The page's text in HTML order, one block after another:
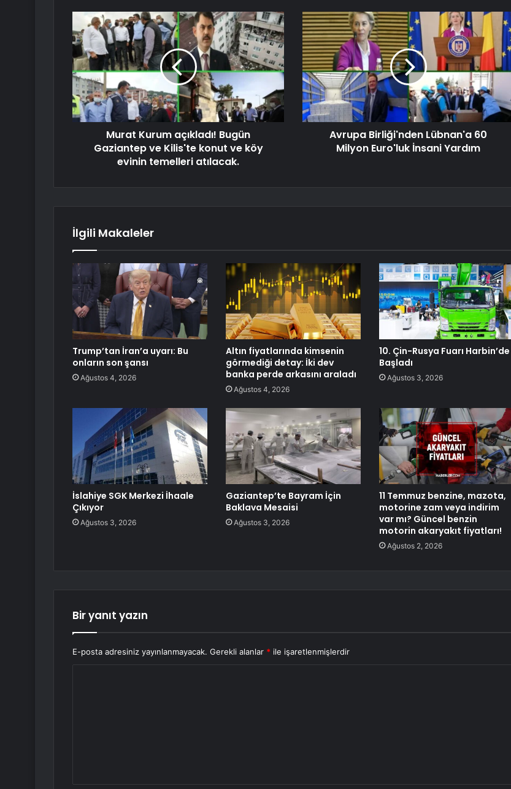
Murat Kurum açıkladı! Bugün
Gaziantep ve Kilis'te konut ve köy
evinin temelleri atılacak.
Avrupa Birliği'nden Lübnan'a 60
Milyon Euro'luk İnsani Yardım
İlgili Makaleler
Trump’tan İran’a uyarı: Bu
onların son şansı
Ağustos 4, 2026
Altın fiyatlarında kimsenin
görmediği detay: İki dev
banka perde arkasını araladı
Ağustos 4, 2026
10. Çin-Rusya Fuarı Harbin’de
Başladı
Ağustos 3, 2026
İslahiye SGK Merkezi İhaale
Çıkıyor
Ağustos 3, 2026
Gaziantep’te Bayram İçin
Baklava Mesaisi
Ağustos 3, 2026
11 Temmuz benzine, mazota,
motorine zam veya indirim
var mı? Güncel benzin
motorin akaryakıt fiyatları!
Ağustos 2, 2026
Bir yanıt yazın
E-posta adresiniz yayınlanmayacak. Gerekli alanlar * ile işaretlenmişlerdir